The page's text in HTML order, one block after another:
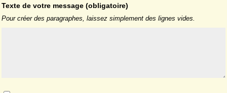
Texte de votre message (obligatoire)
Pour créer des paragraphes, laissez simplement des lignes vides.